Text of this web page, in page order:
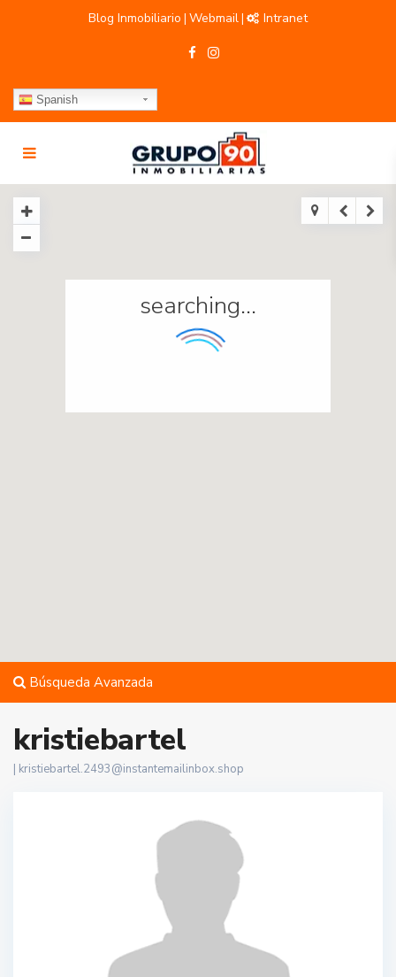
Blog Inmobiliario | Webmail| Intranet
Spanish
searching...
Búsqueda Avanzada
kristiebartel
kristiebartel.2493@instantemailinbox.shop